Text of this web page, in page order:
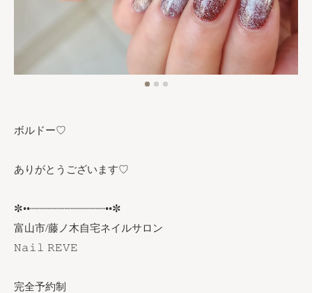
ボルドー♡
ありがとうございます♡
✼••┈┈┈┈┈┈┈┈┈┈┈┈••✼
富山市/藤ノ木自宅ネイルサロン
𝙽𝚊𝚒𝚕 𝚁𝙴𝚅𝙴
完全予約制